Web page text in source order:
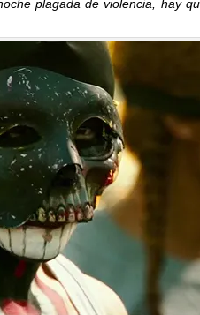
plagada de violencia, hay